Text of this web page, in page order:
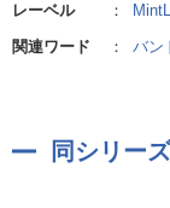
一行はクルーザーを
南の国でのんびり
レーベル
：
関連ワード
： バン
同シリー